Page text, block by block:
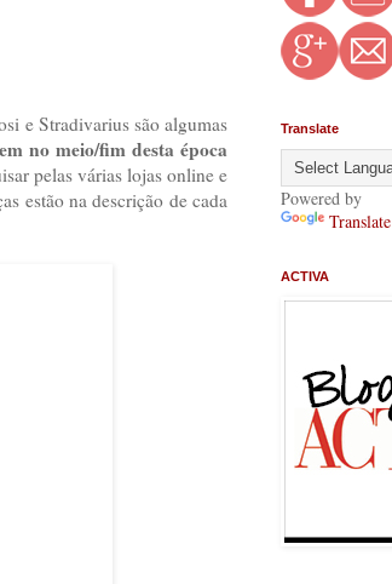
e Stradivarius são algumas
no meio/fim desta época
pelas várias lojas online e
estão na descrição de cada
Translate
Powered by
Translate
ACTIVA